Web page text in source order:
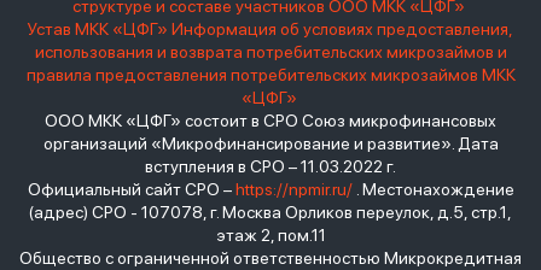
структуре и составе участников ООО МКК «ЦФГ»
Устав МКК «ЦФГ» Информация об условиях предоставления,
использования и возврата потребительских микрозаймов и
правила предоставления потребительских микрозаймов МКК
«ЦФГ»
ООО МКК «ЦФГ» состоит в СРО Союз микрофинансовых
организаций «Микрофинансирование и развитие». Дата
вступления в СРО – 11.03.2022 г.
Официальный сайт СРО –https://npmir.ru/. Местонахождение
(адрес) СРО - 107078, г. Москва Орликов переулок, д.5, стр.1,
этаж 2, пом.11
Общество с ограниченной ответственностью Микрокредитная